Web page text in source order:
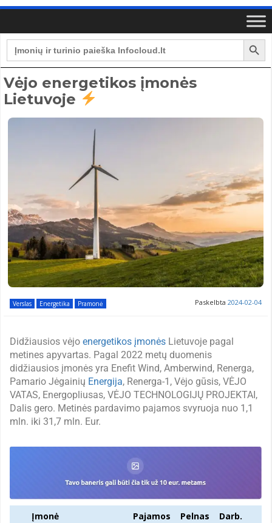
Search
for:
Search Button
Vėjo energetikos įmonės
Lietuvoje
Verslas Energetika Pramonė Paskelbta 2024-02-04
Didžiausios vėjo energetikos įmonės Lietuvoje pagal
metines apyvartas. Pagal 2022 metų duomenis
didžiausios įmonės yra Enefit Wind, Amberwind, Renerga,
Pamario Jėgainių Energija, Renerga-1, Vėjo gūsis, VĖJO
VATAS, Energopliusas, VĖJO TECHNOLOGIJŲ PROJEKTAI,
Dalis gero. Metinės pardavimo pajamos svyruoja nuo 1,1
mln. iki 31,7 mln. Eur.
Įmonė Pajamos Pelnas Darb.